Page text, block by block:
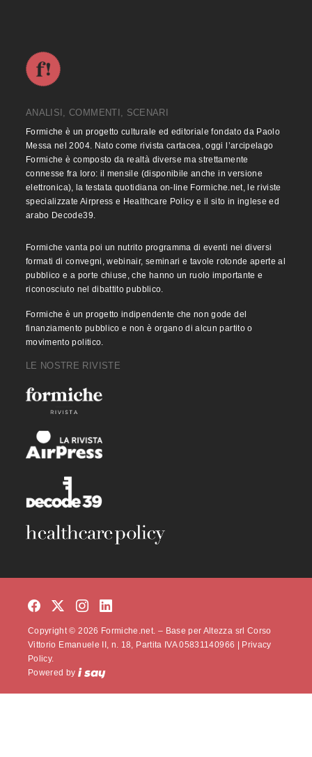
ANALISI, COMMENTI, SCENARI
Formiche è un progetto culturale ed editoriale fondato da Paolo
Messa nel 2004. Nato come rivista cartacea, oggi l’arcipelago
Formiche è composto da realtà diverse ma strettamente
connesse fra loro: il mensile (disponibile anche in versione
elettronica), la testata quotidiana on-line Formiche.net, le riviste
specializzate Airpress e Healthcare Policy e il sito in inglese ed
arabo Decode39.
Formiche vanta poi un nutrito programma di eventi nei diversi
formati di convegni, webinair, seminari e tavole rotonde aperte al
pubblico e a porte chiuse, che hanno un ruolo importante e
riconosciuto nel dibattito pubblico.
Formiche è un progetto indipendente che non gode del
finanziamento pubblico e non è organo di alcun partito o
movimento politico.
LE NOSTRE RIVISTE
Copyright © 2026 Formiche.net. – Base per Altezza srl Corso
Vittorio Emanuele II, n. 18, Partita IVA 05831140966 |
Privacy
Policy.
Powered by